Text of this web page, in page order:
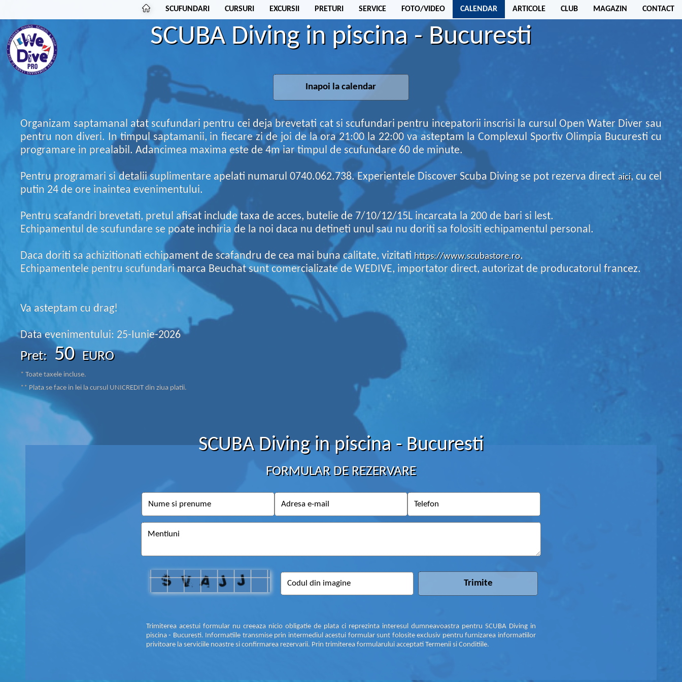
CONTACT
MAGAZIN
CLUB
ARTICOLE
CALENDAR
FOTO/VIDEO
SERVICE
PRETURI
EXCURSII
CURSURI
SCUFUNDARI
SCUBA Diving in piscina - Bucuresti
Organizam saptamanal atat scufundari pentru cei deja brevetati cat si scufundari pentru incepatorii inscrisi la cursul Open Water Diver sau
pentru non diveri. In timpul saptamanii, in fiecare zi de joi de la ora 21:00 la 22:00 va asteptam la Complexul Sportiv Olimpia Bucuresti cu
programare in prealabil. Adancimea maxima este de 4m iar timpul de scufundare 60 de minute.
Pentru programari si detalii suplimentare apelati numarul 0740.062.738. Experientele Discover Scuba Diving se pot rezerva direct aici, cu cel
putin 24 de ore inaintea evenimentului.
Pentru scafandri brevetati, pretul afisat include taxa de acces, butelie de 7/10/12/15L incarcata la 200 de bari si lest.
Echipamentul de scufundare se poate inchiria de la noi daca nu detineti unul sau nu doriti sa folositi echipamentul personal.
Daca doriti sa achizitionati echipament de scafandru de cea mai buna calitate, vizitati https://www.scubastore.ro.
Echipamentele pentru scufundari marca Beuchat sunt comercializate de WEDIVE, importator direct, autorizat de producatorul francez.
Va asteptam cu drag!
Data evenimentului: 25-Iunie-2026
Pret: 50 EURO
* Toate taxele incluse.
** Plata se face in lei la cursul UNICREDIT din ziua platii.
SCUBA Diving in piscina - Bucuresti
FORMULAR DE REZERVARE
Trimiterea acestui formular nu creeaza nicio obligatie de plata ci reprezinta interesul dumneavoastra pentru SCUBA Diving in
piscina - Bucuresti. Informatiile transmise prin intermediul acestui formular sunt folosite exclusiv pentru furnizarea informatiilor
privitoare la serviciile noastre si confirmarea rezervarii. Prin trimiterea formularului acceptati Termenii si Conditiile.